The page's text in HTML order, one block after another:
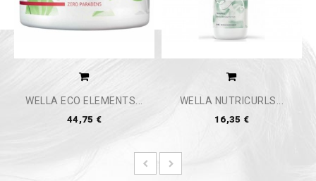
WELLA ECO ELEMENTS...
44,75 €
WELLA NUTRICURLS...
16,35 €